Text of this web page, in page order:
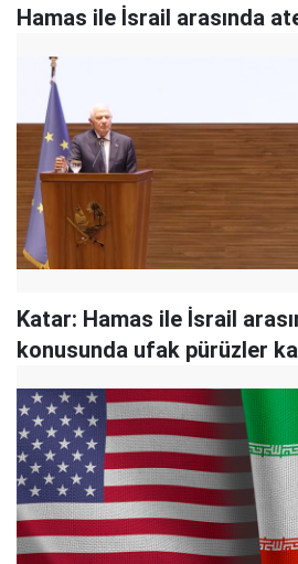
Hamas ile İsrail arasında
Katar: Hamas ile İsrail
konusunda ufak pürüzler